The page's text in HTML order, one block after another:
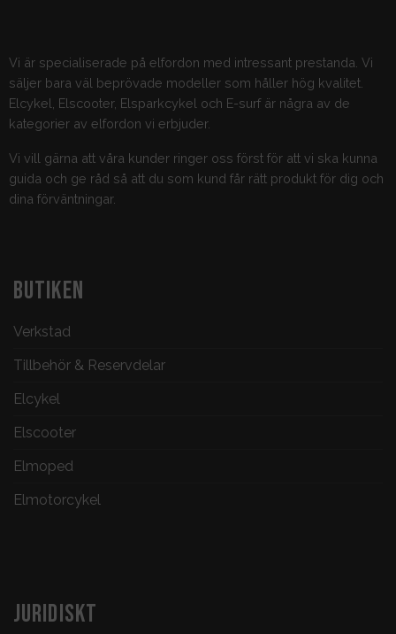
Vi är specialiserade på elfordon med intressant prestanda. Vi
säljer bara väl beprövade modeller som håller hög kvalitet.
Elcykel, Elscooter, Elsparkcykel och E-surf är några av de
kategorier av elfordon vi erbjuder.
Vi vill gärna att våra kunder ringer oss först för att vi ska kunna
guida och ge råd så att du som kund får rätt produkt för dig och
dina förväntningar.
BUTIKEN
Verkstad
Tillbehör & Reservdelar
Elcykel
Elscooter
Elmoped
Elmotorcykel
JURIDISKT